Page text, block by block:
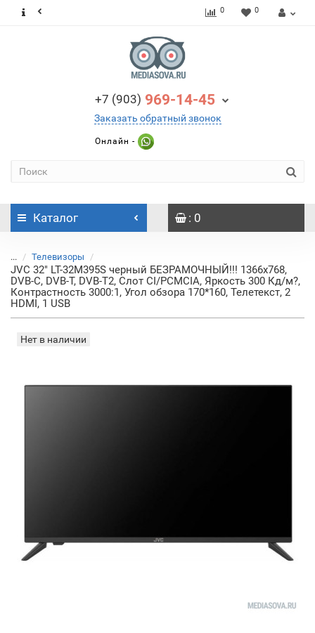
0 0
+7 (903) 969-14-45
Заказать обратный звонок
Онлайн -
Каталог : 0
... Телевизоры
JVC 32" LT-32M395S черный БЕЗРАМОЧНЫЙ!!! 1366x768,
DVB-C, DVB-T, DVB-T2, Слот CI/PCMCIA, Яркость 300 Кд/м?,
Контрастность 3000:1, Угол обзора 170*160, Телетекст, 2
HDMI, 1 USB
Нет в наличии